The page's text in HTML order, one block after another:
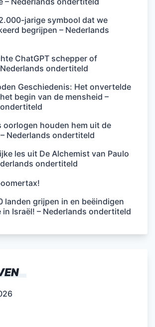
jarige symbool dat we
begrijpen – Nederlands
ChatGPT schepper of
ondertiteld
Geschiedenis: Het onvertelde
begin van de mensheid –
oorlogen houden hem uit de
Nederlands ondertiteld
les uit De Alchemist van Paulo
ondertiteld
landen grijpen in en beëindigen
in Israël! – Nederlands ondertiteld